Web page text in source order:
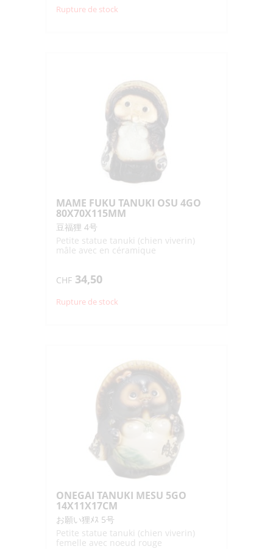
Rupture de stock
MAME FUKU TANUKI OSU 4GO
80X70X115MM
豆福狸 4号
Petite statue tanuki (chien viverin)
mâle avec en céramique
CHF 34,50
Rupture de stock
ONEGAI TANUKI MESU 5GO
14X11X17CM
お願い狸ﾒｽ 5号
Petite statue tanuki (chien viverin)
femelle avec noeud rouge